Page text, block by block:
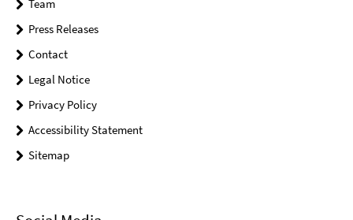
Team
Press Releases
Contact
Legal Notice
Privacy Policy
Accessibility Statement
Sitemap